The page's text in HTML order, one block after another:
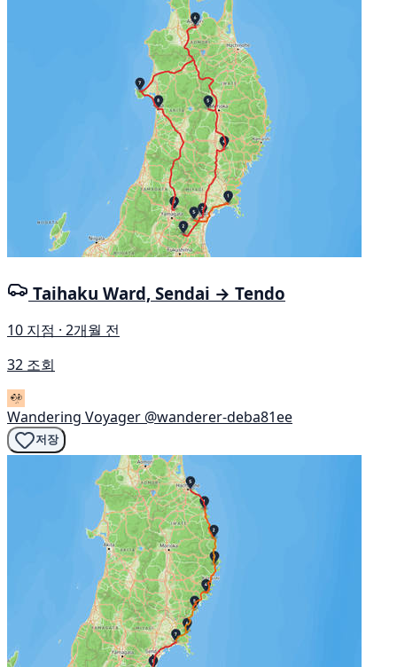
Taihaku Ward, Sendai → Tendo
10 지점 · 2개월 전
32 조회
Wandering Voyager @wanderer-deba81ee
저장